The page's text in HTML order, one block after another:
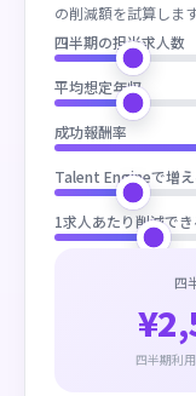
の削減額を試算します
四半期の担当求人数
平均想定年収
成功報酬率
Talent Engineで増
1求人あたり削減で
四
四半期利